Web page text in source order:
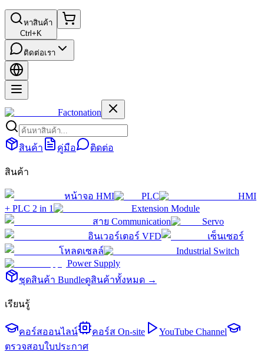
หาสินค้า
Ctrl+K
ติดต่อเรา
Factonation
สินค้า คู่มือ ติดต่อ
สินค้า
หน้าจอ HMI PLC
HMI
+ PLC 2 in 1
Extension Module
สาย Communication
Servo
อินเวอร์เตอร์ VFD
เซ็นเซอร์
โหลดเซลล์
Industrial Switch
Power Supply
ชุดสินค้า Bundleดูสินค้าทั้งหมด →
เรียนรู้
คอร์สออนไลน์ คอร์ส On-site
YouTube Channel
ตรวจสอบใบประกาศ